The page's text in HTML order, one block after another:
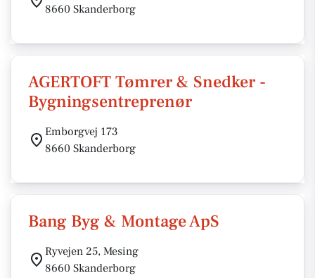
8660 Skanderborg
AGERTOFT Tømrer & Snedker -
Bygningsentreprenør
Emborgvej 173
8660 Skanderborg
Bang Byg & Montage ApS
Ryvejen 25, Mesing
8660 Skanderborg